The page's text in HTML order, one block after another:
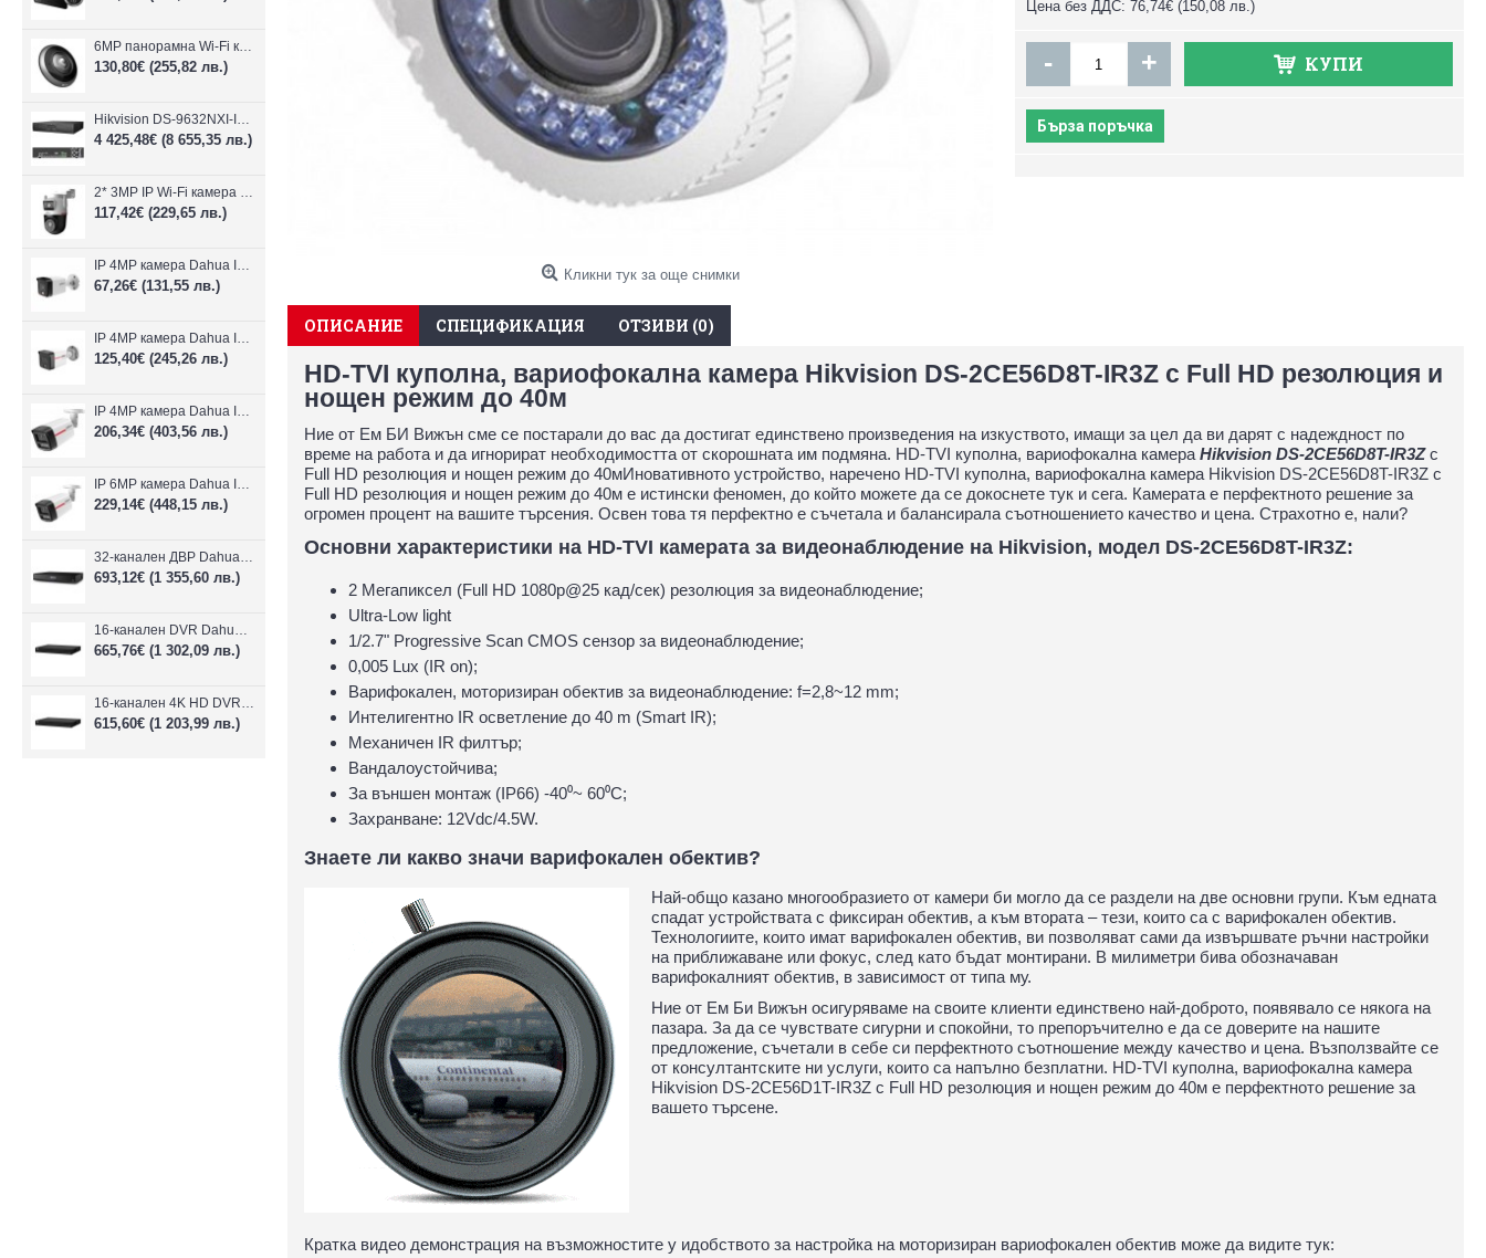
6MP панорамна Wi-Fi камерa Ezviz CS-E4p
130,80€ (255,82 лв.)
Hikvision DS-9632NXI-I8/VPro – 32-канален NVR с интелигентен AI анализ
4 425,48€ (8 655,35 лв.)
2* 3MP IP Wi-Fi камера Dahua P3D-3F-PV-P-0280B/0600B-PRO
117,42€ (229,65 лв.)
IP 4MP камера Dahua IPC-B1E40-A-0280B, 2.8mm, IR 30m
67,26€ (131,55 лв.)
IP 4MP камера Dahua IPC-HFW1439TC1-A-LED-0280B-PRO, 2.8mm, IR 30m
125,40€ (245,26 лв.)
IP 4MP камера Dahua IPC-HFW2449TL-S-LED-0280B-PRO, 2.8mm, IR 50m
206,34€ (403,56 лв.)
IP 6MP камера Dahua IPC-HFW2649TL-S-LED-0280B-PRO, 2.8mm, IR 50m
229,14€ (448,15 лв.)
32-канален ДВР Dahua XVR5232AN-I3/Т
693,12€ (1 355,60 лв.)
16-канален DVR Dahua XVR5216AN-4KL-I3/T + 16 IP
665,76€ (1 302,09 лв.)
16-канален 4K HD DVR Dahua XVR5116H-4KL-I3/T + 16 IP камери
615,60€ (1 203,99 лв.)
Кликни тук за още снимки
Цена без ДДС: 76,74€ (150,08 лв.)
- + КУПИ
Бърза поръчка
ОПИСАНИЕ СПЕЦИФИКАЦИЯ ОТЗИВИ (0)
HD-TVI куполна, вариофокална камера Hikvision DS-2CE56D8T-IR3Z с Full HD резолюция и
нощен режим до 40м
Ние от Ем БИ Вижън сме се постарали до вас да достигат единствено произведения на изкуството, имащи за цел да ви дарят с надеждност по
време на работа и да игнорират необходимостта от скорошната им подмяна. HD-TVI куполна, вариофокална камера Hikvision DS-2CE56D8T-IR3Zс
Full HD резолюция и нощен режим до 40мИновативното устройство, наречено HD-TVI куполна, вариофокална камера Hikvision DS-2CE56D8T-IR3Z с
Full HD резолюция и нощен режим до 40м е истински феномен, до който можете да се докоснете тук и сега. Камерата е перфектното решение за
огромен процент на вашите търсения. Освен това тя перфектно е съчетала и балансирала съотношението качество и цена. Страхотно е, нали?
Основни характеристики на HD-TVI камерата за видеонаблюдение на Hikvision, модел DS-2CE56D8T-IR3Z:
2 Мегапиксел (Full HD 1080р@25 кад/сек) резолюция за видеонаблюдение;
Ultra-Low light
1/2.7" Progressive Scan CMOS сензор за видеонаблюдение;
0,005 Lux (IR on);
Варифокален, моторизиран обектив за видеонаблюдение: f=2,8~12 mm;
Интелигентно IR осветление до 40 m (Smart IR);
Механичен IR филтър;
Вандалоустойчива;
За външен монтаж (IP66) -40⁰~ 60⁰С;
Захранване: 12Vdc/4.5W.
Знаете ли какво значи варифокален обектив?
Най-общо казано многообразието от камери би могло да се раздели на две основни групи. Към едната
спадат устройствата с фиксиран обектив, а към втората – тези, които са с варифокален обектив.
Технологиите, които имат варифокален обектив, ви позволяват сами да извършвате ръчни настройки
на приближаване или фокус, след като бъдат монтирани. В милиметри бива обозначаван
варифокалният обектив, в зависимост от типа му.
Ние от Ем Би Вижън осигуряваме на своите клиенти единствено най-доброто, появявало се някога на
пазара. За да се чувствате сигурни и спокойни, то препоръчително е да се доверите на нашите
предложение, съчетали в себе си перфектното съотношение между качество и цена. Възползвайте се
от консултантските ни услуги, които са напълно безплатни. HD-TVI куполна, вариофокална камера
Hikvision DS-2CE56D1T-IR3Z с Full HD резолюция и нощен режим до 40м е перфектното решение за
вашето търсене.
Кратка видео демонстрация на възможностите у идобството за настройка на моторизиран вариофокален обектив може да видите тук: